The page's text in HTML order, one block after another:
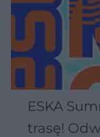
ESKA
trasę!